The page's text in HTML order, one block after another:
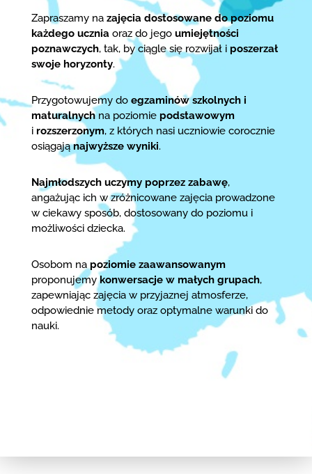
Zapraszamy nazajęcia dostosowane do poziomu
każdego ucznia oraz do jego umiejętności
poznawczych, tak, by ciągle się rozwijał i poszerzał
swoje horyzonty.
Przygotowujemy do egzaminów szkolnych i
maturalnychna poziomie podstawowym
i rozszerzonym, z których nasi uczniowie corocznie
osiągająnajwyższe wyniki.
Najmłodszych uczymy poprzez zabawę,
angażując ich w zróżnicowane zajęcia prowadzone
w ciekawy sposób, dostosowany do poziomu i
możliwości dziecka.
Osobom na poziomie zaawansowanym
proponujemykonwersacje w małych grupach,
zapewniając zajęcia w przyjaznej atmosferze,
odpowiednie metody oraz optymalne warunki do
nauki.